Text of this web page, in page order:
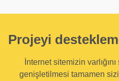
Projeyi
İnternet sitemizin
genişletilmesi tamamen